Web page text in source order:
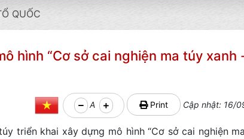
QUỐC
hình “Cơ sở cai nghiện ma túy xanh
A Print Cập nhật: 16/
triển khai xây dựng mô hình “Cơ sở cai nghiện